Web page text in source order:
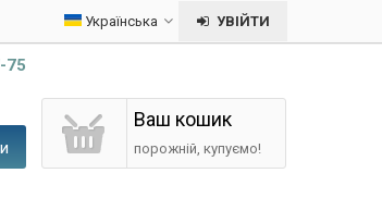
Українська УВІЙТИ
Ваш кошик
порожній, купуємо!
75